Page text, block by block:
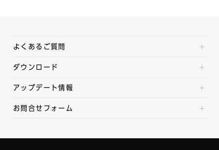
よくあるご質問
ダウンロード
アップデート情報
お問合せフォーム